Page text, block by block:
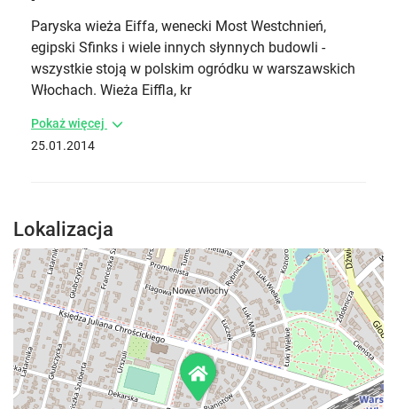
Paryska wieża Eiffa, wenecki Most Westchnień,
egipski Sfinks i wiele innych słynnych budowli -
wszystkie stoją w polskim ogródku w warszawskich
Włochach. Wieża Eiffla, kr
Pokaż więcej
25.01.2014
Lokalizacja